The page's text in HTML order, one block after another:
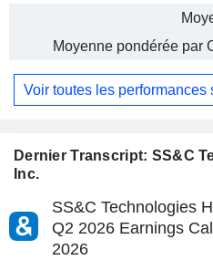
Dernier Transcript: SS&C
Inc.
SS&C Technologies
Q2 2026 Earnings
2026
Moyenne pondérée par
Voir toutes les performances